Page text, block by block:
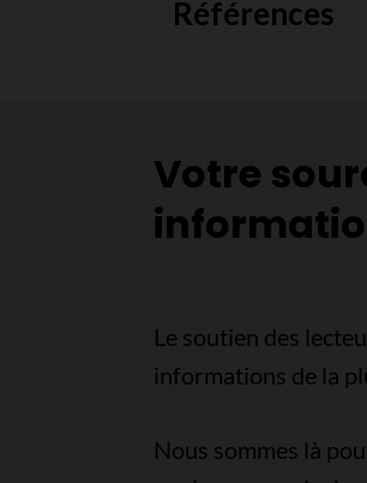
Références
Votre
Le soutien des
informations de la
Nous sommes là